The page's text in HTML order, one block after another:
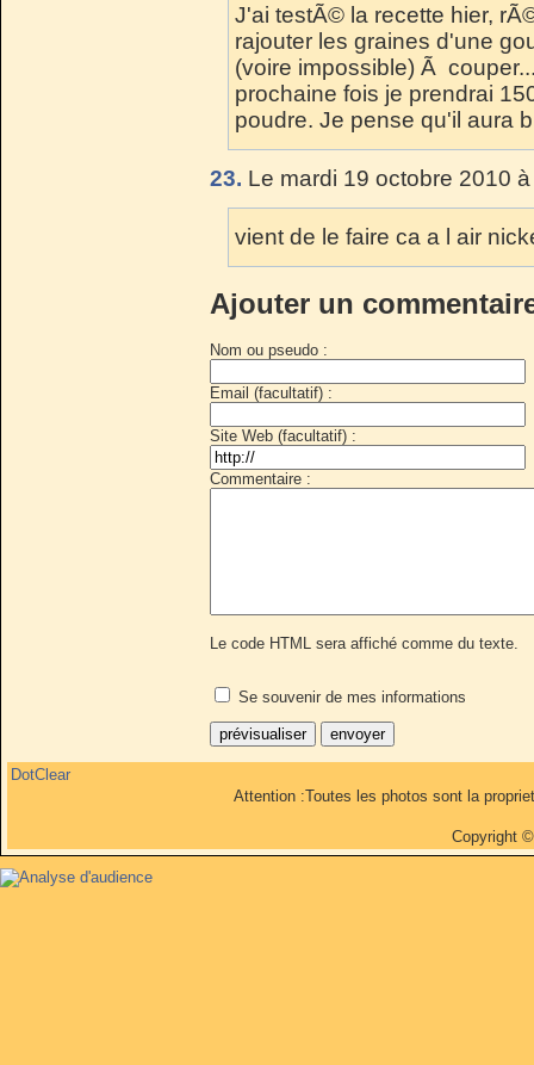
J'ai testÃ© la recette hier,
rajouter les graines d'une
(voire impossible) Ã
prochaine fois je prendrai
poudre. Je pense qu'il aura
23. Le mardi 19 octobre 2010
vient de le faire ca a l air
Ajouter un
Nom ou pseudo :
Email (facultatif) :
Site Web (facultatif) :
Commentaire :
Le code HTML sera affiché comme du texte.
Se souvenir de mes informations
DotClear
Attention :Toutes les photos sont la
Copyright